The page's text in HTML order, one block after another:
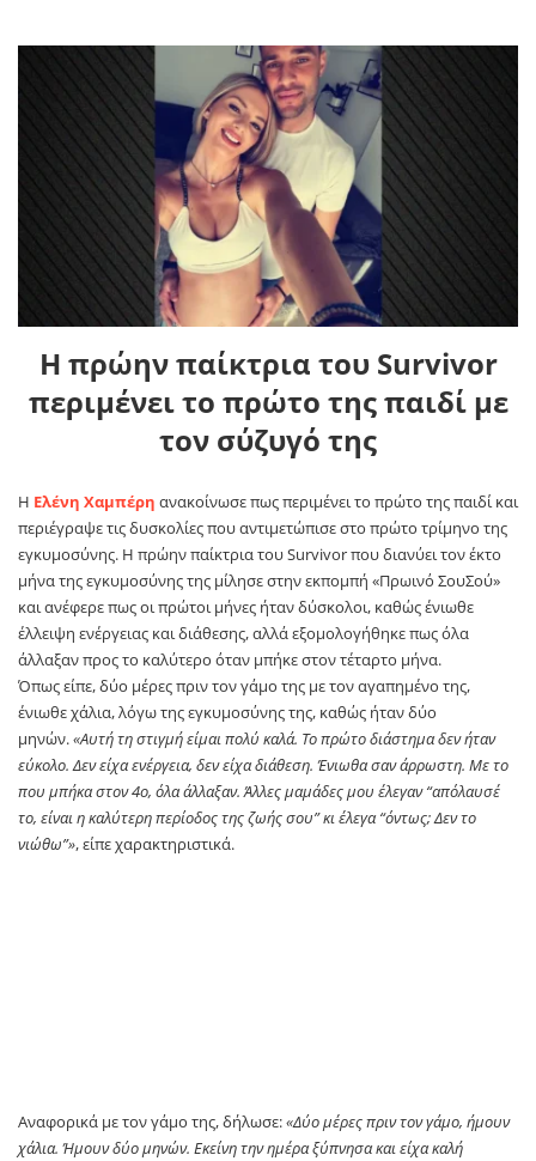
Η πρώην παίκτρια του Survivor
περιμένει το πρώτο της παιδί με
τον σύζυγό της
Η Ελένη Χαμπέρη ανακοίνωσε πως περιμένει το πρώτο της παιδί και
περιέγραψε τις δυσκολίες που αντιμετώπισε στο πρώτο τρίμηνο της
εγκυμοσύνης. Η πρώην παίκτρια του Survivor που διανύει τον έκτο
μήνα της εγκυμοσύνης της μίλησε στην εκπομπή «Πρωινό ΣουΣού»
και ανέφερε πως οι πρώτοι μήνες ήταν δύσκολοι, καθώς ένιωθε
έλλειψη ενέργειας και διάθεσης, αλλά εξομολογήθηκε πως όλα
άλλαξαν προς το καλύτερο όταν μπήκε στον τέταρτο μήνα.
Όπως είπε, δύο μέρες πριν τον γάμο της με τον αγαπημένο της,
ένιωθε χάλια, λόγω της εγκυμοσύνης της, καθώς ήταν δύο
μηνών.«Αυτή τη στιγμή είμαι πολύ καλά. Το πρώτο διάστημα δεν ήταν
εύκολο. Δεν είχα ενέργεια, δεν είχα διάθεση. Ένιωθα σαν άρρωστη. Με το
που μπήκα στον 4ο, όλα άλλαξαν. Άλλες μαμάδες μου έλεγαν “απόλαυσέ
το, είναι η καλύτερη περίοδος της ζωής σου” κι έλεγα “όντως; Δεν το
νιώθω”», είπε χαρακτηριστικά.
Αναφορικά με τον γάμο της, δήλωσε:«Δύο μέρες πριν τον γάμο, ήμουν
χάλια. Ήμουν δύο μηνών. Εκείνη την ημέρα ξύπνησα και είχα καλή